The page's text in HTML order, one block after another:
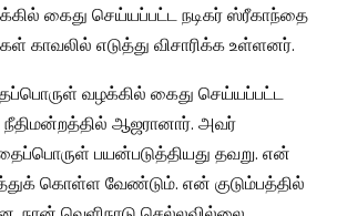
கைது செய்யப்பட்ட நடிகர் ஸ்ரீகாந்தை
காவலில் எடுத்து விசாரிக்க உள்ளனர்.
வழக்கில் கைது செய்யப்பட்ட
ஆஜரானார். அவர்
பயன்படுத்தியது தவறு. என்
கொள்ள வேண்டும். என் குடும்பத்தில்